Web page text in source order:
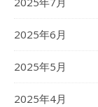
2025年6月
2025年5月
2025年4月